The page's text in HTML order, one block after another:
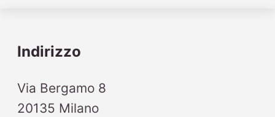
Indirizzo
Via Bergamo 8
20135 Milano